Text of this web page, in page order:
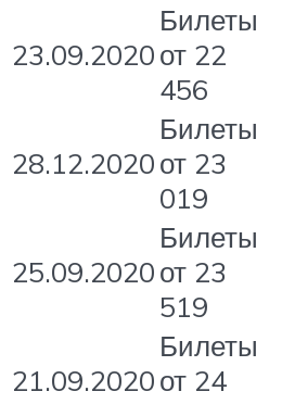
23.09.2020
Билеты
от 22
456
28.12.2020
Билеты
от 23
019
25.09.2020
Билеты
от 23
519
21.09.2020
Билеты
от 24